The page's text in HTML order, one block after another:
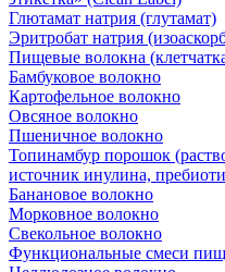
Глютамат натрия (глутамат)
Эритробат натрия
Пищевые волокна
Бамбуковое волокно
Картофельное волокно
Овсяное волокно
Пшеничное волокно
Топинамбур порошок
источник инулина,
Банановое волокно
Морковное волокно
Свекольное волокно
Функциональные смеси